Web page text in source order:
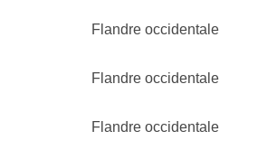
Flandre occidentale
Flandre occidentale
Flandre occidentale